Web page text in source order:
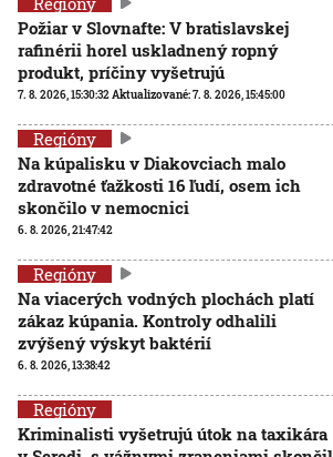
Požiar v Slovnafte: V bratislavskej
rafinérii horel uskladnený ropný
produkt, príčiny vyšetrujú
7. 8. 2026, 15:30:32Aktualizované:7. 8. 2026, 15:45:00
Regióny
Na kúpalisku v Diakovciach malo
zdravotné ťažkosti 16 ľudí, osem ich
skončilo v nemocnici
6. 8. 2026, 21:47:42
Regióny
Na viacerých vodných plochách platí
zákaz kúpania. Kontroly odhalili
zvýšený výskyt baktérií
6. 8. 2026, 13:38:42
Regióny
Kriminalisti vyšetrujú útok na taxikára